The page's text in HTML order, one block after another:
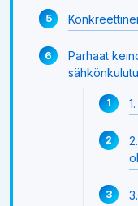
Parhaat